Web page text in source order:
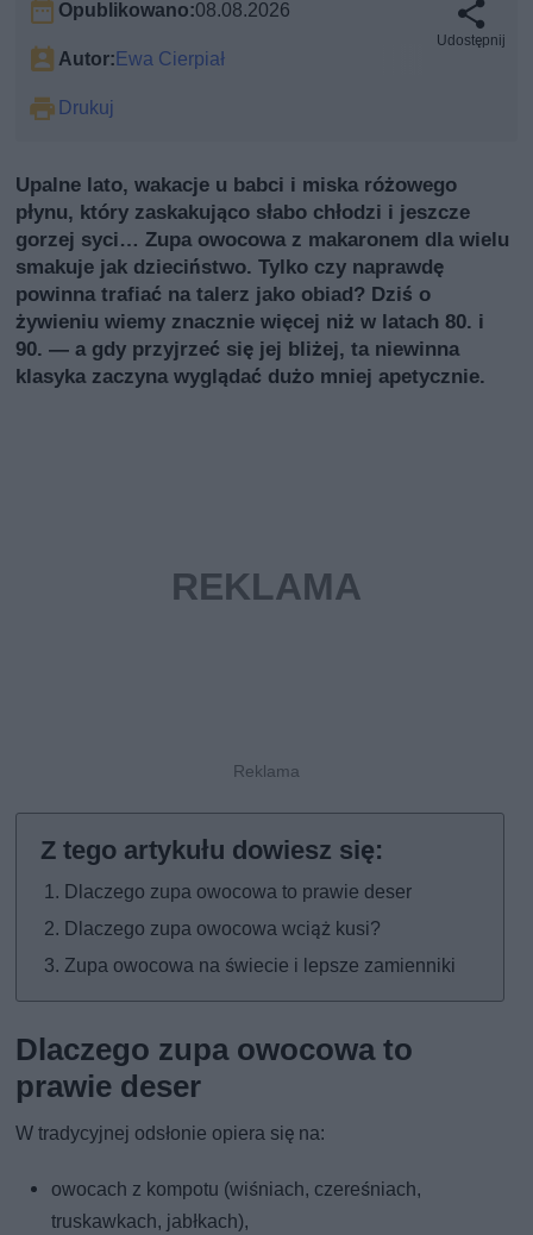
Opublikowano:08.08.2026
Autor:Ewa Cierpiał
Drukuj
Udostępnij
Upalne lato, wakacje u babci i miska różowego
płynu, który zaskakująco słabo chłodzi i jeszcze
gorzej syci… Zupa owocowa z makaronem dla wielu
smakuje jak dzieciństwo. Tylko czy naprawdę
powinna trafiać na talerz jako obiad? Dziś o
żywieniu wiemy znacznie więcej niż w latach 80. i
90. — a gdy przyjrzeć się jej bliżej, ta niewinna
klasyka zaczyna wyglądać dużo mniej apetycznie.
Dlaczego zupa owocowa to prawie deser
Dlaczego zupa owocowa wciąż kusi?
Zupa owocowa na świecie i lepsze zamienniki
Dlaczego zupa owocowa to
prawie deser
W tradycyjnej odsłonie opiera się na:
owocach z kompotu (wiśniach, czereśniach,
truskawkach, jabłkach),